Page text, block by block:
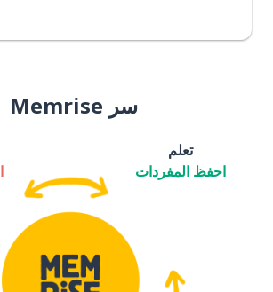
سر Memrise
تعلم
احفظ المفردات